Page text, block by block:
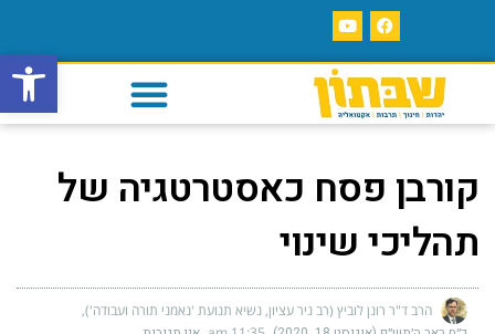
פתח
קורבן פסח כאסטרטגיה של
תהליכי שינוי
הרב ד"ר רונן לוביץ (רב ניר עציון, נשיא תנועת 'נאמני תורה ועבודה')